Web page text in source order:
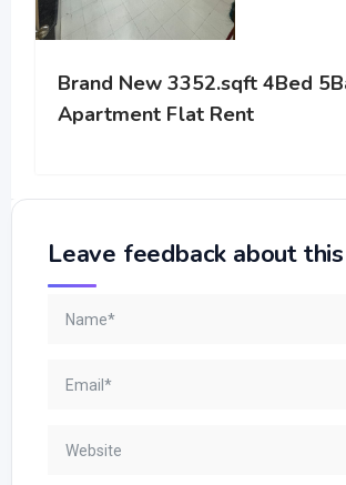
Brand New 3352.sqft 4Bed
Apartment Flat Rent
Leave feedback about this